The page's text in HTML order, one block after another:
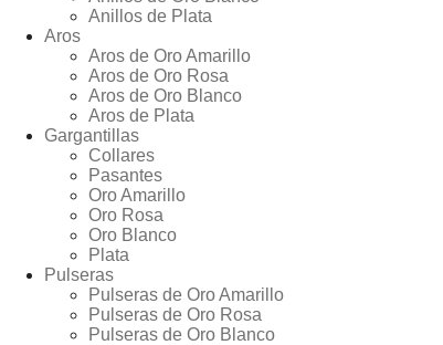
Anillos de Plata
Aros
Aros de Oro Amarillo
Aros de Oro Rosa
Aros de Oro Blanco
Aros de Plata
Gargantillas
Collares
Pasantes
Oro Amarillo
Oro Rosa
Oro Blanco
Plata
Pulseras
Pulseras de Oro Amarillo
Pulseras de Oro Rosa
Pulseras de Oro Blanco